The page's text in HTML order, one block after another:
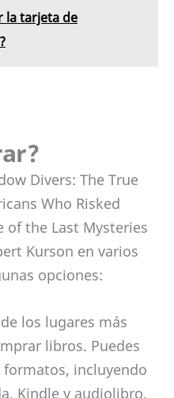
la tarjeta de
Divers: The True
Who Risked
of the Last Mysteries
Kurson en varios
opciones:
los lugares más
libros. Puedes
incluyendo
Kindle y audiolibro.